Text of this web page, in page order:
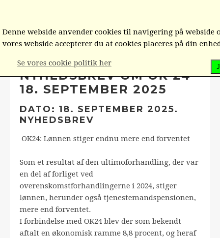
Hjem Bestyrelsen/Formænd Nyhedsbrev
NYHEDSBREV OM OK 24
18. SEPTEMBER 2025
DATO: 18. SEPTEMBER 2025.
NYHEDSBREV
OK24: Lønnen stiger endnu mere end forventet
Som et resultat af den ultimoforhandling, der var
en del af forliget ved
overenskomstforhandlingerne i 2024, stiger
lønnen, herunder også tjenestemandspensionen,
mere end forventet.
I forbindelse med OK24 blev der som bekendt
aftalt en økonomisk ramme 8,8 procent, og heraf
Denne webside anvender cookies til navigering på webside
vores webside accepterer du at cookies placeres på din
Se vores cookie politik her